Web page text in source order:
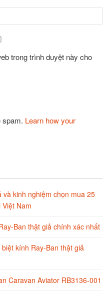
trong trình duyệt này cho
spam. Learn how your
kinh nghiệm chọn mua 25
Nam
Ban thật giả chính xác nhất
kính Ray-Ban thật giả
Caravan Aviator RB3136-001